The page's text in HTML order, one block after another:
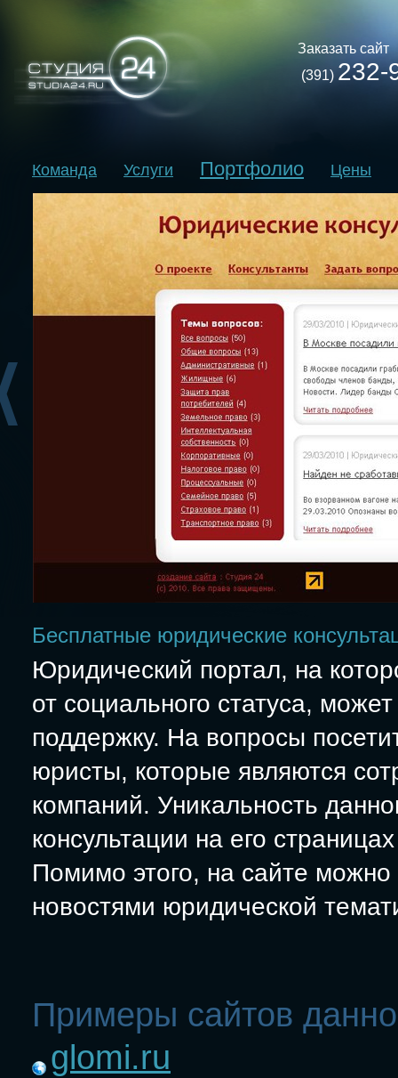
Заказать сайт
(391) 232-
Команда Услуги Портфолио Цены
Бесплатные юридические
Юридический портал, на
от социального статуса,
поддержку. На вопросы
юристы, которые являются
компаний. Уникальность
консультации на его
Помимо этого, на сайте
новостями юридической
Примеры сайтов
glomi.ru